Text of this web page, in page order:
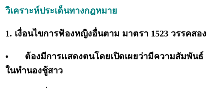
วิเคราะห์ประเด็นทางกฎหมาย
1. เงื่อนไขการฟ้องหญิงอื่นตาม มาตรา 1523 วรรคสอง
•
ต้องมีการแสดงตนโดยเปิดเผยว่ามีความสัมพันธ์
ในทำนองชู้สาว